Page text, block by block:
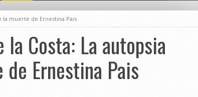
la muerte de Ernestina Pais
Costa: La autopsia
Ernestina Pais